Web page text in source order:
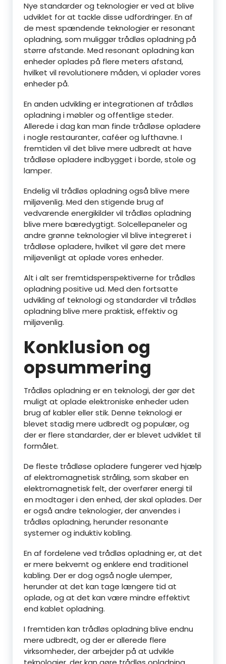
Nye standarder og teknologier er ved at blive
udviklet for at tackle disse udfordringer. En af
de mest spændende teknologier er resonant
opladning, som muliggør trådløs opladning på
større afstande. Med resonant opladning kan
enheder oplades på flere meters afstand,
hvilket vil revolutionere måden, vi oplader vores
enheder på.
En anden udvikling er integrationen af trådløs
opladning i møbler og offentlige steder.
Allerede i dag kan man finde trådløse opladere
i nogle restauranter, caféer og lufthavne. I
fremtiden vil det blive mere udbredt at have
trådløse opladere indbygget i borde, stole og
lamper.
Endelig vil trådløs opladning også blive mere
miljøvenlig. Med den stigende brug af
vedvarende energikilder vil trådløs opladning
blive mere bæredygtigt. Solcellepaneler og
andre grønne teknologier vil blive integreret i
trådløse opladere, hvilket vil gøre det mere
miljøvenligt at oplade vores enheder.
Alt i alt ser fremtidsperspektiverne for trådløs
opladning positive ud. Med den fortsatte
udvikling af teknologi og standarder vil trådløs
opladning blive mere praktisk, effektiv og
miljøvenlig.
Konklusion og
opsummering
Trådløs opladning er en teknologi, der gør det
muligt at oplade elektroniske enheder uden
brug af kabler eller stik. Denne teknologi er
blevet stadig mere udbredt og populær, og
der er flere standarder, der er blevet udviklet til
formålet.
De fleste trådløse opladere fungerer ved hjælp
af elektromagnetisk stråling, som skaber en
elektromagnetisk felt, der overfører energi til
en modtager i den enhed, der skal oplades. Der
er også andre teknologier, der anvendes i
trådløs opladning, herunder resonante
systemer og induktiv kobling.
En af fordelene ved trådløs opladning er, at det
er mere bekvemt og enklere end traditionel
kabling. Der er dog også nogle ulemper,
herunder at det kan tage længere tid at
oplade, og at det kan være mindre effektivt
end kablet opladning.
I fremtiden kan trådløs opladning blive endnu
mere udbredt, og der er allerede flere
virksomheder, der arbejder på at udvikle